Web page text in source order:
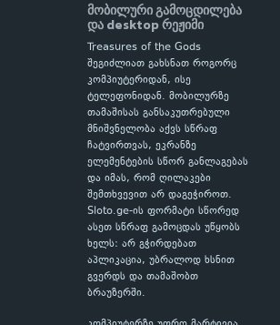
მობილური გამოცდილება
და desktop რეჟიმი
Treasures of the Gods
შეგიძლიათ გახსნათ როგორც
კომპიუტერიდან, ისე
ტელეფონიდან. მობილურზე
თამაშისას განსაკუთრებული
მნიშვნელობა აქვს სწრაფ
ჩატვირთვას, ეკრანზე
ელემენტების სწორ განლაგებას
და იმას, რომ ღილაკები
შემთხვევით არ დაგეჭიროთ.
Sloto.ge-ის ფორმატი სწორედ
ასეთ სწრაფ გამოცდას უწყობს
ხელს: არ გჭირდებათ
აპლიკაცია, უბრალოდ ხსნით
გვერდს და თამაშობთ
ბრაუზერში.